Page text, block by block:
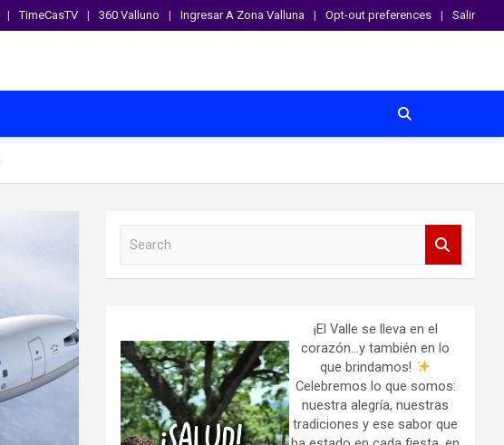
TimeCasTV 360 Valluno Ingresar A Zona Valluna Opt-out preferences Salir
¡El Valle se lleva en el
corazón…y también en lo
que brindamos!
Celebremos lo que somos:
nuestra alegría, nuestras
tradiciones y ese sabor que